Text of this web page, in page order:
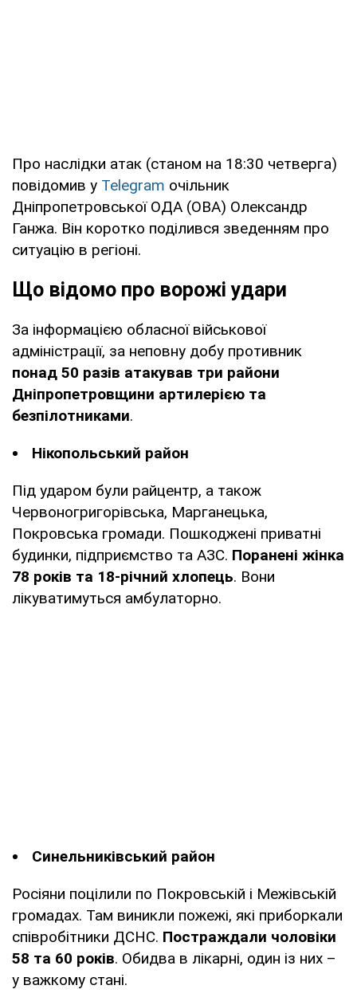
Про наслідки атак (станом на 18:30 четверга)
повідомив у Telegram очільник
Дніпропетровської ОДА (ОВА) Олександр
Ганжа. Він коротко поділився зведенням про
ситуацію в регіоні.
Що відомо про ворожі удари
За інформацією обласної військової
адміністрації, за неповну добу противник
понад 50 разів атакував три райони
Дніпропетровщини артилерією та
безпілотниками.
Нікопольський район
Під ударом були райцентр, а також
Червоногригорівська, Марганецька,
Покровська громади. Пошкоджені приватні
будинки, підприємство та АЗС. Поранені жінка
78 років та 18-річний хлопець. Вони
лікуватимуться амбулаторно.
Синельниківський район
Росіяни поцілили по Покровській і Межівській
громадах. Там виникли пожежі, які приборкали
співробітники ДСНС. Постраждали чоловіки
58 та 60 років. Обидва в лікарні, один із них –
у важкому стані.